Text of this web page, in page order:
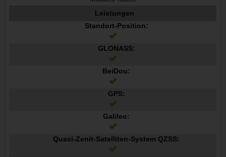
Leistungen
Standort-Position:
GLONASS:
BeiDou:
GPS:
Galileo:
Quasi-Zenit-Satelliten-System QZSS: